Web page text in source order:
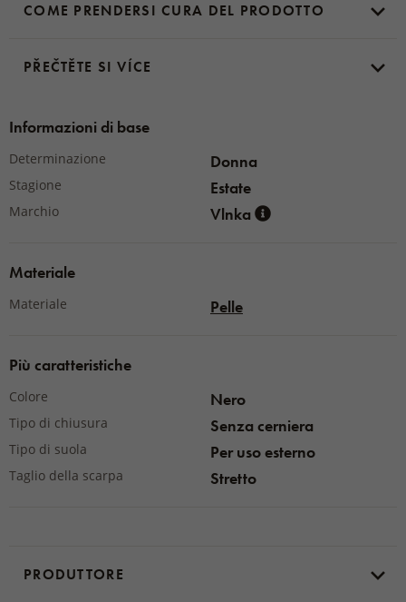
calzature versatiliche non dovrebbero mancare in
si abbina ad abiti e pantaloni, per la città e per il teatro.
Altezza tacco:6 mm
Suola – 100 % TPE
COME PRENDERSI CURA DEL PRODOTTO
PŘEČTĚTE SI VÍCE
Informazioni di base
Determinazione Donna
Stagione Estate
Marchio Vlnka
Materiale
Materiale Pelle
Più caratteristiche
Colore Nero
Tipo di chiusura Senza cerniera
Tipo di suola Per uso esterno
Taglio della scarpa Stretto
PRODUTTORE